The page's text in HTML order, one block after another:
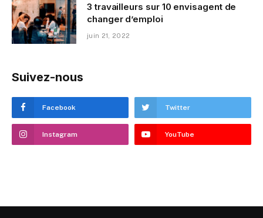
3 travailleurs sur 10 envisagent de
changer d’emploi
juin 21, 2022
Suivez-nous
Facebook Twitter
Instagram YouTube